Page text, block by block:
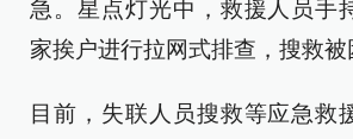
急。星点灯光中，救援人员手
家挨户进行拉网式排查，搜救被
目前，失联人员搜救等应急救